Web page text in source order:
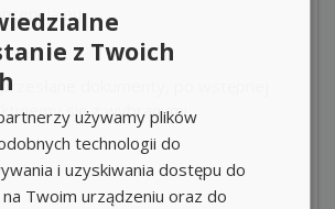
przesłane dokumenty, po wstępnej
się z wybranymi
z Twoich
używamy plików
technologii do
i uzyskiwania dostępu do
Twoim urządzeniu oraz do